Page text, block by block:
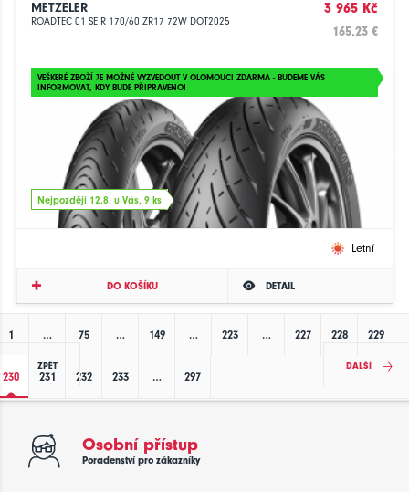
METZELER
ROADTEC 01 SE R 170/60 ZR17 72W DOT2025
3 965 Kč
165.23 €
VEŠKERÉ ZBOŽÍ JE MOŽNÉ VYZVEDOUT V OLOMOUCI ZDARMA - BUDEME VÁS
INFORMOVAT, KDY BUDE PŘIPRAVENO!
Nejpozději 12.8. u Vás, 9 ks
Letní
DO KOŠÍKU DETAIL
ZPĚT
1 … 75 … 149 … 223 … 227 228 229
230 231 232 233 … 297
DALŠÍ
Osobní přístup
Poradenství pro zákazníky